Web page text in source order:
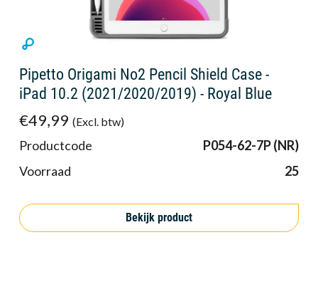
Pipetto Origami No2 Pencil Shield Case -
iPad 10.2 (2021/2020/2019) - Royal Blue
€49,99 (Excl. btw)
Productcode
P054-62-7P (NR)
Voorraad
25
Bekijk product